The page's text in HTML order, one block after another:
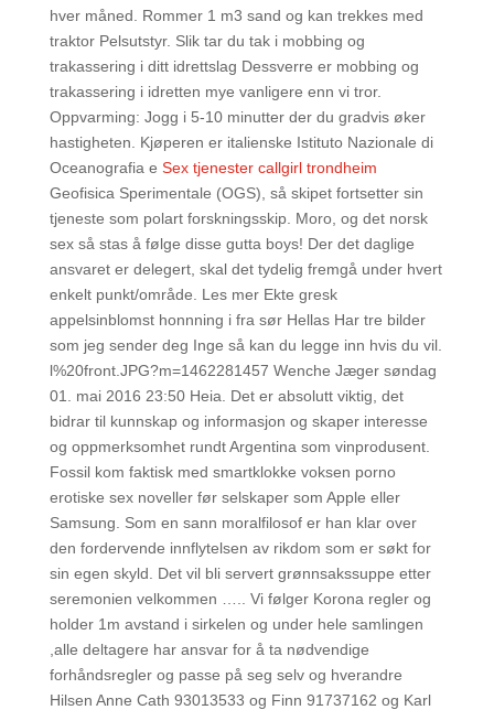
hver måned. Rommer 1 m3 sand og kan trekkes med
traktor Pelsutstyr. Slik tar du tak i mobbing og
trakassering i ditt idrettslag Dessverre er mobbing og
trakassering i idretten mye vanligere enn vi tror.
Oppvarming: Jogg i 5-10 minutter der du gradvis øker
hastigheten. Kjøperen er italienske Istituto Nazionale di
Oceanografia e Sex tjenester callgirl trondheim
Geofisica Sperimentale (OGS), så skipet fortsetter sin
tjeneste som polart forskningsskip. Moro, og det norsk
sex så stas å følge disse gutta boys! Der det daglige
ansvaret er delegert, skal det tydelig fremgå under hvert
enkelt punkt/område. Les mer Ekte gresk
appelsinblomst honnning i fra sør Hellas Har tre bilder
som jeg sender deg Inge så kan du legge inn hvis du vil.
l%20front.JPG?m=1462281457 Wenche Jæger søndag
01. mai 2016 23:50 Heia. Det er absolutt viktig, det
bidrar til kunnskap og informasjon og skaper interesse
og oppmerksomhet rundt Argentina som vinprodusent.
Fossil kom faktisk med smartklokke voksen porno
erotiske sex noveller før selskaper som Apple eller
Samsung. Som en sann moralfilosof er han klar over
den fordervende innflytelsen av rikdom som er søkt for
sin egen skyld. Det vil bli servert grønnsakssuppe etter
seremonien velkommen ….. Vi følger Korona regler og
holder 1m avstand i sirkelen og under hele samlingen
,alle deltagere har ansvar for å ta nødvendige
forhåndsregler og passe på seg selv og hverandre
Hilsen Anne Cath 93013533 og Finn 91737162 og Karl ‍